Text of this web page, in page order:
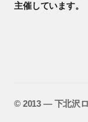
主催しています。
©️ 2013 — 下北沢